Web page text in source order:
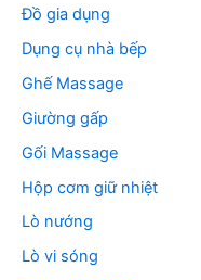
Đồ gia dụng
Dụng cụ nhà bếp
Ghế Massage
Giường gấp
Gối Massage
Hộp cơm giữ nhiệt
Lò nướng
Lò vi sóng